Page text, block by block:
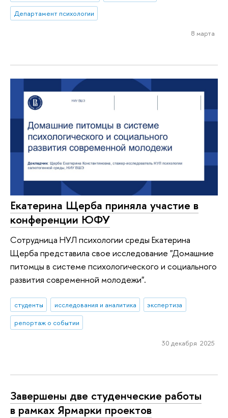
Департамент психологии
8 марта
Екатерина Щерба приняла участие в
конференции ЮФУ
Сотрудница НУЛ психологии среды Екатерина
Щерба представила свое исследование "Домашние
питомцы в системе психологического и социального
развития современной молодежи".
студенты исследования и аналитика
экспертиза
репортаж о событии
30 декабря 2025
Завершены две студенческие работы
в рамках Ярмарки проектов